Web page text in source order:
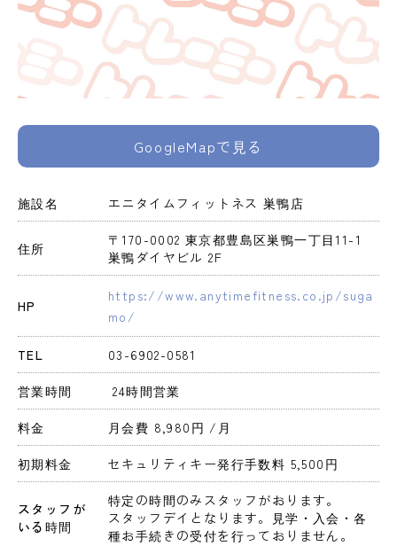
GoogleMapで見る
施設名 エニタイムフィットネス 巣鴨店
住所
〒170-0002 東京都豊島区巣鴨一丁目11-1
巣鴨ダイヤビル 2F
HP
https://www.anytimefitness.co.jp/suga
mo/
TEL 03-6902-0581
営業時間 24時間営業
料金 月会費 8,980円 /月
初期料金 セキュリティキー発行手数料 5,500円
スタッフが
いる時間
特定の時間のみスタッフがおります。
スタッフデイとなります。見学・入会・各
種お手続きの受付を行っておりません。